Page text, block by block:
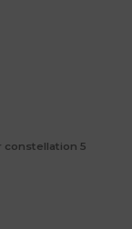
constellation 5